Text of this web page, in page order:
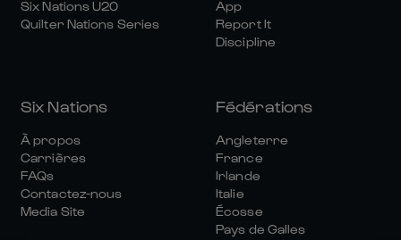
Six Nations U20
Quilter Nations Series
App
Report It
Discipline
Six Nations
À propos
Carrières
FAQs
Contactez-nous
Media Site
Fédérations
Angleterre
France
Irlande
Italie
Écosse
Pays de Galles